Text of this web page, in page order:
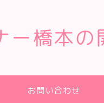
ー橋本の
お問い合わせ